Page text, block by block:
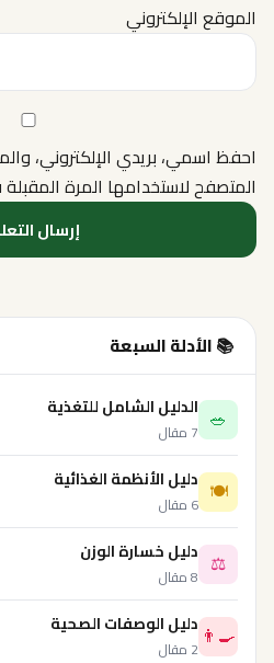
الموقع الإلكتروني
احفظ اسمي، بريدي الإلكتروني،
المتصفح لاستخدامها المرة
📚 الأدلة السبعة
🥗 الدليل الشامل للتغذية
7 مقال
🍽️ دليل الأنظمة الغذائية
6 مقال
⚖️ دليل خسارة الوزن
8 مقال
👨‍🍳 دليل الوصفات الصحية
2 مقال